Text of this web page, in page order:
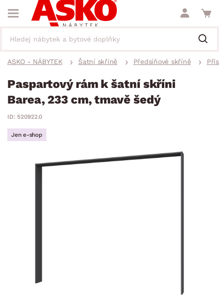
ASKO - NÁBYTEK Šatní skříně Předsíňové skříně
Paspartový rám k šatní skříni
Barea, 233 cm, tmavě šedý
ID: 520922.0
Jen e-shop